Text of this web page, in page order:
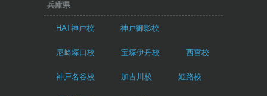
兵庫県
HAT神戸校 神戸御影校
尼崎塚口校 宝塚伊丹校 西宮校
神戸名谷校 加古川校 姫路校